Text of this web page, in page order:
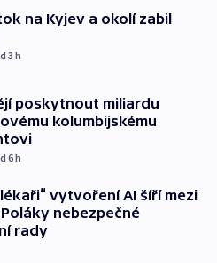
na Kyjev a okolí zabil
3h
poskytnout miliardu
kolumbijskému
6h
vytvoření AI šíří mezi
nebezpečné
rady